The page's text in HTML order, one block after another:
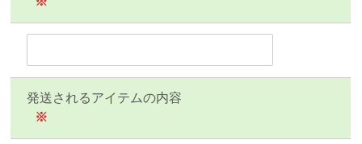
発送されるアイテムの内容
※